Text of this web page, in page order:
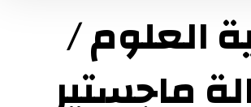
العلوم /
ماجستير